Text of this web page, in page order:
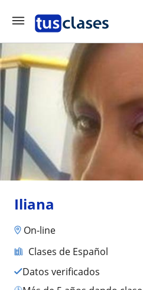
Iliana
On-line
Clases de Español
Datos verificados